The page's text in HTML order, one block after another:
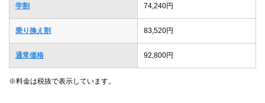
学割 74,240円
乗り換え割 83,520円
通常価格 92,800円
※料金は税抜で表示しています。